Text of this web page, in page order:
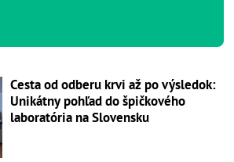
Cesta od odberu krvi až po výsledok:
Unikátny pohľad do špičkového
laboratória na Slovensku